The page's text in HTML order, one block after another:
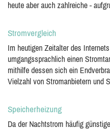
heute aber auch zahlreiche -
Stromvergleich
Im heutigen Zeitalter des
umgangssprachlich einen
mithilfe dessen sich ein
Vielzahl von Stromanbietern und
Speicherheizung
Da der Nachtstrom häufig